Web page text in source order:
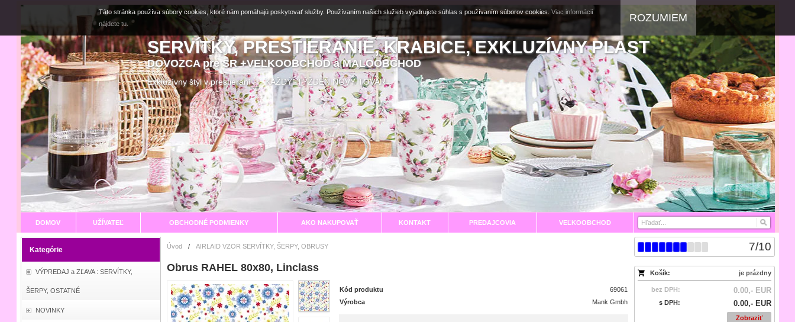
SERVÍTKY, PRESTIERANIE, KRABICE, EXKLUZÍVNY PLAST
DOVOZCA pre SR +VEĽKOOBCHOD a MALOOBCHOD
Exkluzívny štýl v prestieraní KAŽDÝ TÝŽDEŇ NOVÝ TOVAR
DOMOV UŽÍVATEĽ OBCHODNÉ PODMIENKY AKO NAKUPOVAŤ KONTAKT PREDAJCOVIA VEĽKOOBCHOD
Kategórie
VÝPREDAJ a ZĽAVA : SERVÍTKY,
ŠERPY, OSTATNÉ
NOVINKY
7/10
Košík: je prázdny
bez DPH: 0.00,- EUR
s DPH: 0.00,- EUR
Zobraziť
Úvod / AIRLAID VZOR SERVÍTKY, ŠERPY, OBRUSY
Obrus RAHEL 80x80, Linclass
Kód produktu
69061
Výrobca
Mank Gmbh
Táto stránka používa súbory cookies, ktoré nám pomáhajú poskytovať služby. Používaním našich služieb vyjadrujete súhlas s používaním súborov cookies. Viac informácií
nájdete tu.
ROZUMIEM